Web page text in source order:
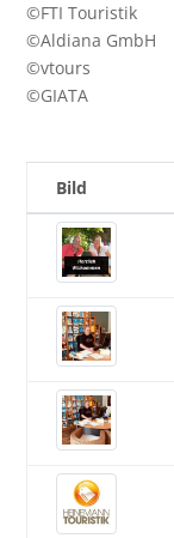
©FTI Touristik
©Aldiana GmbH
©vtours
©GIATA
Bild